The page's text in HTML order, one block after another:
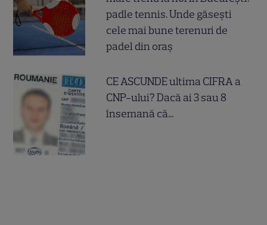
padle tennis. Unde găsești
cele mai bune terenuri de
padel din oraș
CE ASCUNDE ultima CIFRA a
CNP-ului? Dacă ai 3 sau 8
însemană că...